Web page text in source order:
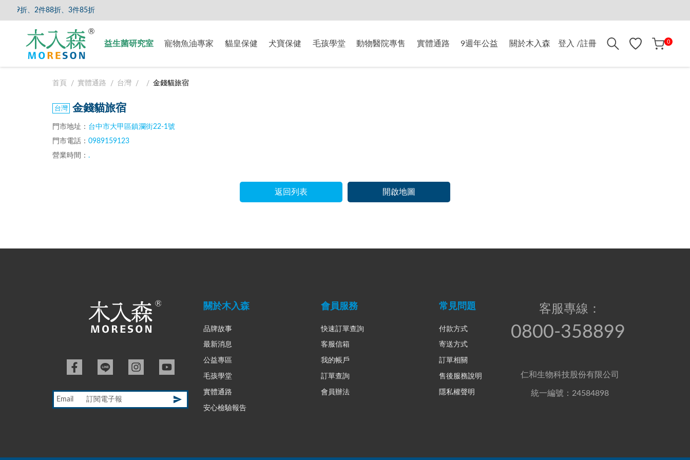
9折、2件88折、3件85折
益生菌研究室 寵物魚油專家 貓皇保健 犬寶保健 毛孩學堂 動物醫院專售 實體通路 9週年公益 關於木入森 登入 /註冊 0
首頁 實體通路 台灣 金錢貓旅宿
金錢貓旅宿
門市地址： 台中市大甲區鎮瀾街22-1號
門市電話： 0989159123
營業時間： .
返回列表 開啟地圖
客服專線：
0800-358899
仁和生物科技股份有限公司
統一編號：24584898
關於木入森
品牌故事
最新消息
公益專區
毛孩學堂
實體通路
安心檢驗報告
會員服務
快速訂單查詢
客服信箱
我的帳戶
訂單查詢
會員辦法
常見問題
付款方式
寄送方式
訂單相關
售後服務說明
隱私權聲明
Email